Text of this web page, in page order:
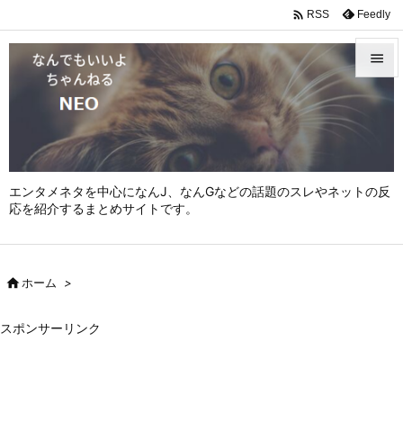
エンタメネタを中心になんJ、なんGなどの話題のスレやネットの反
応を紹介するまとめサイトです。



 RSS Feedly
ホーム >
スポンサーリンク